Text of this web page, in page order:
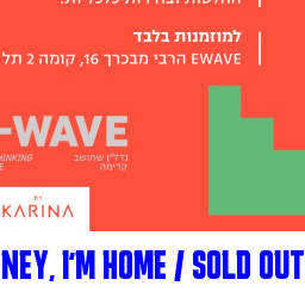
I'M HOME / SOLD OUT